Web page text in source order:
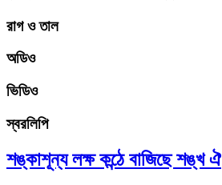
রাগ ও তাল
অডিও
ভিডিও
স্বরলিপি
শঙ্কাশূন্য লক্ষ কন্ঠে বাজিছে শঙ্খ ঐ